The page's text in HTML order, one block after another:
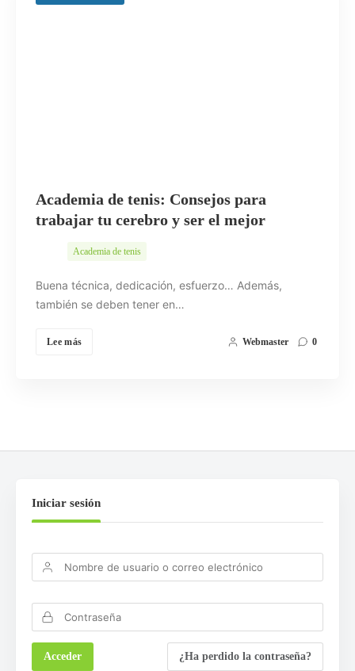
Academia de tenis: Consejos para
trabajar tu cerebro y ser el mejor
Academia de tenis
Buena técnica, dedicación, esfuerzo… Además,
también se deben tener en…
Lee más Webmaster 0
Iniciar sesión
¿Ha perdido la contraseña?